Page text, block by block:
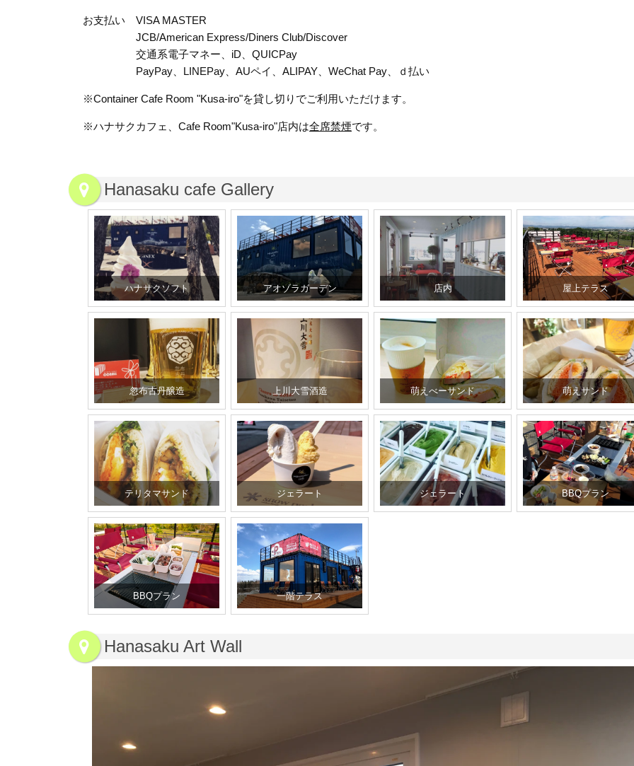
お支払い VISA MASTER
JCB/American Express/Diners Club/Discover
交通系電子マネー、iD、QUICPay
PayPay、LINEPay、AUペイ、ALIPAY、WeChat Pay、ｄ払い
※Container Cafe Room "Kusa-iro"を貸し切りでご利用いただけます。
※ハナサクカフェ、Cafe Room"Kusa-iro"店内は全席禁煙です。
Hanasaku cafe Gallery
ハナサクソフト アオゾラガーデン 店内 屋上テラス
忽布古丹醸造 上川大雪酒造 萌えべーサンド 萌えサンド
テリタマサンド ジェラート ジェラート BBQプラン
BBQプラン 一階テラス
Hanasaku Art Wall